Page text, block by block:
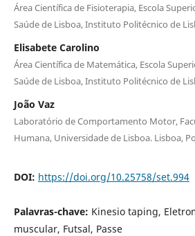
Área Científica de Fisioterapia, Escola
Saúde de Lisboa, Instituto Politécnico de
Elisabete Carolino
Área Científica de Matemática, Escola
Saúde de Lisboa, Instituto Politécnico de
João Vaz
Laboratório de Comportamento Motor,
Humana, Universidade de Lisboa. Lisboa,
DOI: https://doi.org/10.25758/set.994
Palavras-chave: Kinesio taping,
muscular, Futsal, Passe